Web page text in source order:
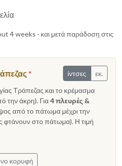
4 weeks · και μετά παράδοση στις
* ίντσες
εκ.
Τράπεζας και το κρέμασμα
την άκρη). Για4 πλευρές &
από το πάτωμα μέχρι την
φτάνουν στο πάτωμα). Η τιμή
κορυφή